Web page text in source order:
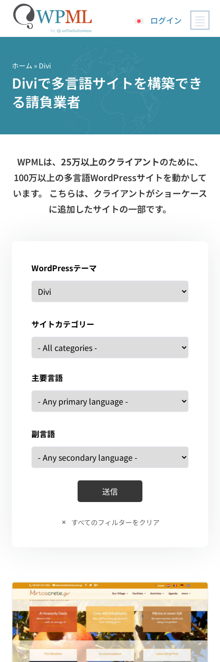
ッ
ログイン
ホーム » Divi
Diviで多言語サイトを構築でき
る請負業者
WPMLは、 25万以上のクライアントのために、
100万以上の多言語WordPressサイトを動かして
います。 こちらは、クライアントがショーケース
に追加したサイトの一部です。
WordPressテーマ
サイトカテゴリー
主要言語
副言語
すべてのフィルターをクリア